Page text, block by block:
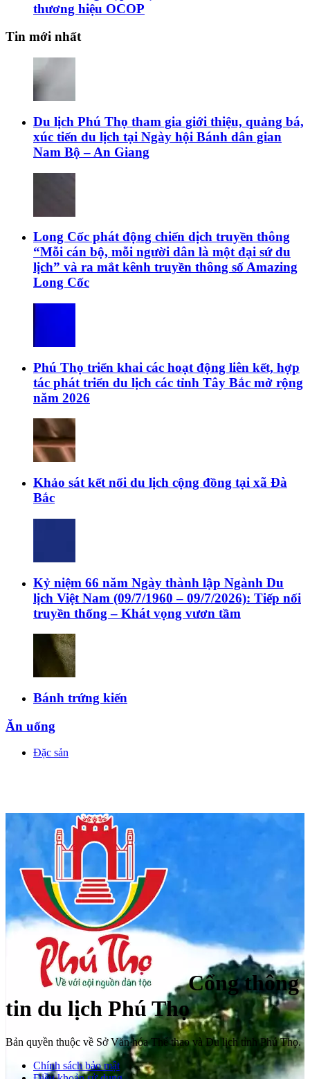
thương hiệu OCOP
Tin mới nhất
Du lịch Phú Thọ tham gia giới thiệu, quảng bá,
xúc tiến du lịch tại Ngày hội Bánh dân gian
Nam Bộ – An Giang
Long Cốc phát động chiến dịch truyền thông
“Mỗi cán bộ, mỗi người dân là một đại sứ du
lịch” và ra mắt kênh truyền thông số Amazing
Long Cốc
Phú Thọ triển khai các hoạt động liên kết, hợp
tác phát triển du lịch các tỉnh Tây Bắc mở rộng
năm 2026
Khảo sát kết nối du lịch cộng đồng tại xã Đà
Bắc
Kỷ niệm 66 năm Ngày thành lập Ngành Du
lịch Việt Nam (09/7/1960 – 09/7/2026): Tiếp nối
truyền thống – Khát vọng vươn tầm
Bánh trứng kiến
Ăn uống
Đặc sản
Cổng thông
tin du lịch Phú Thọ
Bản quyền thuộc về Sở Văn hóa Thể thao và Du lịch tỉnh Phú Thọ.
Chính sách bảo mật